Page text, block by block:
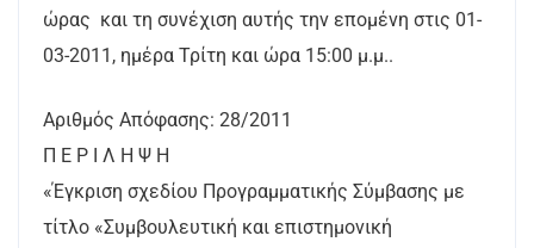
ώρας και τη συνέχιση αυτής την επομένη στις 01-
03-2011, ημέρα Τρίτη και ώρα 15:00 μ.μ..
Αριθμός Απόφασης: 28/2011
Π Ε Ρ Ι Λ Η Ψ Η
«Έγκριση σχεδίου Προγραμματικής Σύμβασης με
τίτλο «Συμβουλευτική και επιστημονική